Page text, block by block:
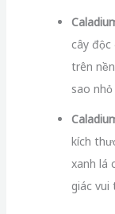
cây độc
trên
sao
kích
xanh lá
giác vui